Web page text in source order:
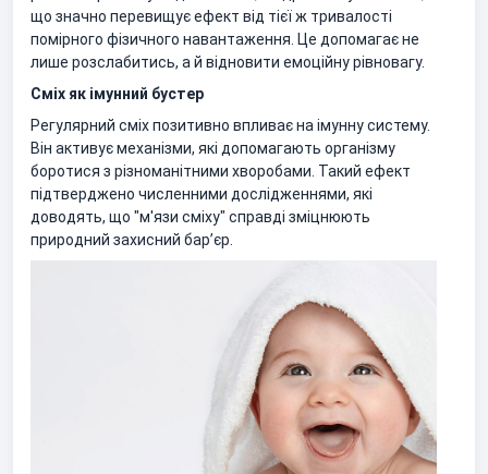
що значно перевищує ефект від тієї ж тривалості
помірного фізичного навантаження. Це допомагає не
лише розслабитись, а й відновити емоційну рівновагу.
Сміх як імунний бустер
Регулярний сміх позитивно впливає на імунну систему.
Він активує механізми, які допомагають організму
боротися з різноманітними хворобами. Такий ефект
підтверджено численними дослідженнями, які
доводять, що "м'язи сміху" справді зміцнюють
природний захисний барʼєр.